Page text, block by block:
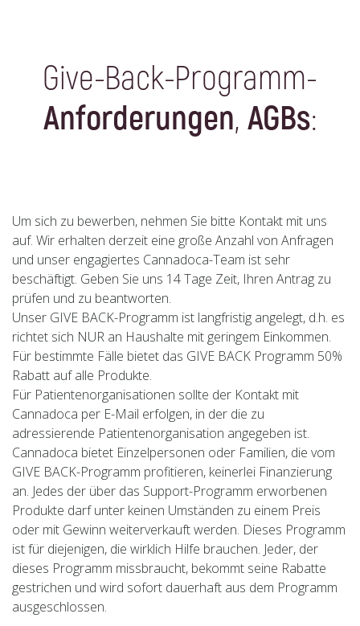
Give-Back-Programm-
Anforderungen, AGBs:
Um sich zu bewerben, nehmen Sie bitte Kontakt mit uns
auf. Wir erhalten derzeit eine große Anzahl von Anfragen
und unser engagiertes Cannadoca-Team ist sehr
beschäftigt. Geben Sie uns 14 Tage Zeit, Ihren Antrag zu
prüfen und zu beantworten.
Unser GIVE BACK-Programm ist langfristig angelegt, d.h. es
richtet sich NUR an Haushalte mit geringem Einkommen.
Für bestimmte Fälle bietet das GIVE BACK Programm 50%
Rabatt auf alle Produkte.
Für Patientenorganisationen sollte der Kontakt mit
Cannadoca per E-Mail erfolgen, in der die zu
adressierende Patientenorganisation angegeben ist.
Cannadoca bietet Einzelpersonen oder Familien, die vom
GIVE BACK-Programm profitieren, keinerlei Finanzierung
an. Jedes der über das Support-Programm erworbenen
Produkte darf unter keinen Umständen zu einem Preis
oder mit Gewinn weiterverkauft werden. Dieses Programm
ist für diejenigen, die wirklich Hilfe brauchen. Jeder, der
dieses Programm missbraucht, bekommt seine Rabatte
gestrichen und wird sofort dauerhaft aus dem Programm
ausgeschlossen.